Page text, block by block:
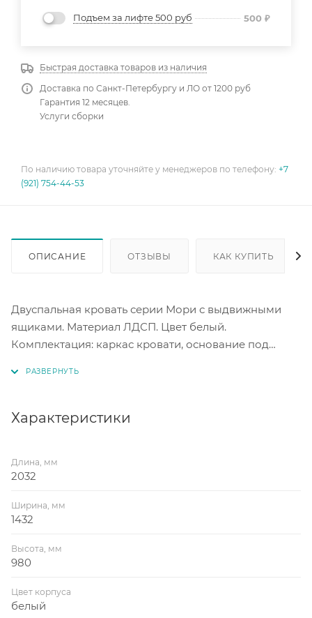
Подъем за лифте 500 руб 500 ₽
Быстрая доставка товаров из наличия
Доставка по Санкт-Петербургу и ЛО от 1200 руб
Гарантия 12 месяцев.
Услуги сборки
По наличию товара уточняйте у менеджеров по телефону: +7
(921) 754-44-53
ОПИСАНИЕ ОТЗЫВЫ КАК КУПИТЬ
Двуспальная кровать серии Мори с выдвижными
ящиками. Материал ЛДСП. Цвет белый.
Комплектация: каркас кровати, основание под
Спальное место под матрас 1400 х 2000 мм.
Характеристики
Длина, мм
2032
Ширина, мм
1432
Высота, мм
980
Цвет корпуса
белый